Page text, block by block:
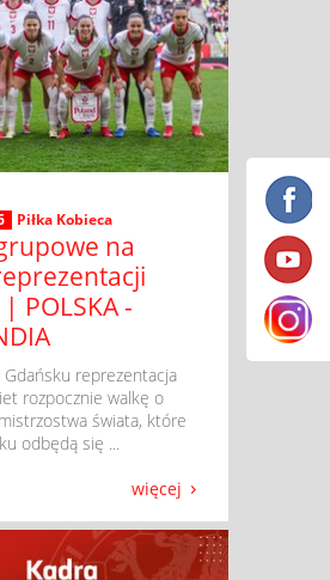
Piłka Kobieca
na
POLSKA -
Gdańsku reprezentacja
rozpocznie walkę o
świata, które
odbędą się ...
więcej